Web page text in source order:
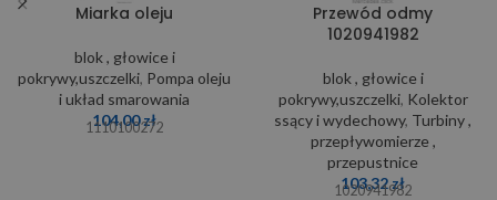
Miarka oleju
blok , głowice i
pokrywy,uszczelki, Pompa oleju
i układ smarowania
104,00zł
1110100272
Przewód odmy
1020941982
blok , głowice i
pokrywy,uszczelki, Kolektor
ssący i wydechowy, Turbiny ,
przepływomierze ,
przepustnice
103,32zł
1020941982